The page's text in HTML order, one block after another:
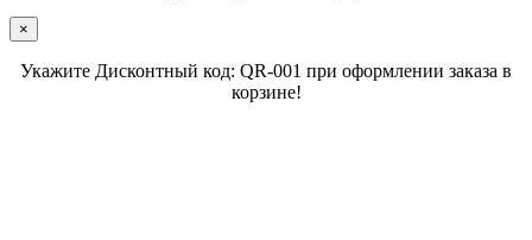
×
Укажите Дисконтный код: QR-001 при оформлении заказа в
корзине!